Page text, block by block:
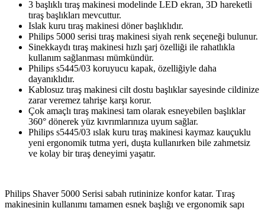
3 başlıklı tıraş makinesi modelinde LED ekran, 3D hareketli
tıraş başlıkları mevcuttur.
Islak kuru tıraş makinesi döner başlıklıdır.
Philips 5000 serisi tıraş makinesi siyah renk seçeneği bulunur.
Sinekkaydı tıraş makinesi hızlı şarj özelliği ile rahatlıkla
kullanım sağlanması mümkündür.
Philips s5445/03 koruyucu kapak, özelliğiyle daha
dayanıklıdır.
Kablosuz tıraş makinesi cilt dostu başlıklar sayesinde cildinize
zarar veremez tahrişe karşı korur.
Çok amaçlı tıraş makinesi tam olarak esneyebilen başlıklar
360° dönerek yüz kıvrımlarınıza uyum sağlar.
Philips s5445/03 ıslak kuru tıraş makinesi kaymaz kauçuklu
yeni ergonomik tutma yeri, duşta kullanırken bile zahmetsiz
ve kolay bir tıraş deneyimi yaşatır.
Philips Shaver 5000 Serisi sabah rutininize konfor katar. Tıraş
makinesinin kullanımı tamamen esnek başlığı ve ergonomik sapı